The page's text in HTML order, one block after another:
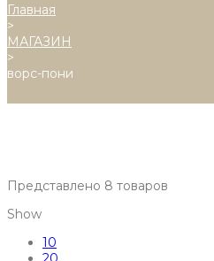
Главная
>
МАГАЗИН
>
ворс-пони
Представлено 8 товаров
Show
10